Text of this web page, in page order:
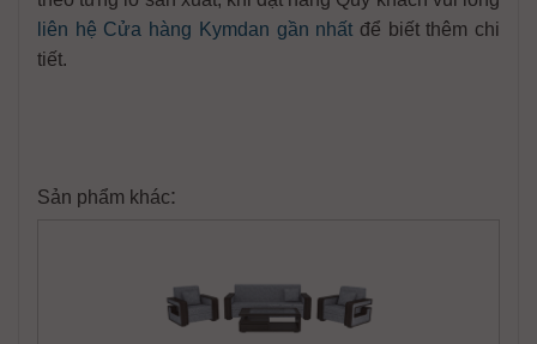
liên hệ Cửa hàng Kymdan gần nhất để biết thêm chi
tiết.
Sản phẩm khác: